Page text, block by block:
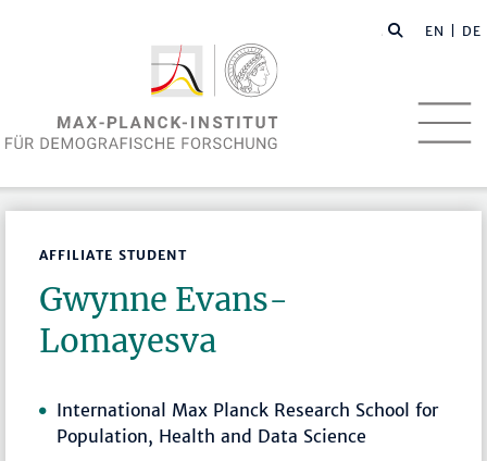
EN | DE
AFFILIATE STUDENT
Gwynne Evans-
Lomayesva
International Max Planck Research School for
Population, Health and Data Science